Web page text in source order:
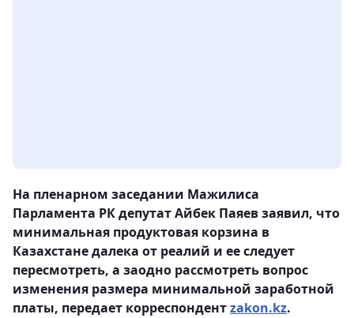
На пленарном заседании Мажилиса
Парламента РК депутат Айбек Паяев заявил, что
минимальная продуктовая корзина в
Казахстане далека от реалий и ее следует
пересмотреть, а заодно рассмотреть вопрос
изменения размера минимальной заработной
платы, передает корреспондентzakon.kz.